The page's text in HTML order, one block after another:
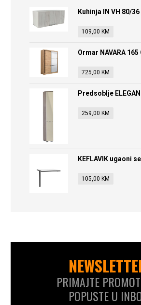
Kuhinja IN VH 80/36
109,00 KM
Ormar NAVARA 165
725,00 KM
Predsoblje
259,00 KM
KEFLAVIK ugaoni
105,00 KM
PRIMAJTE
POPUSTE U